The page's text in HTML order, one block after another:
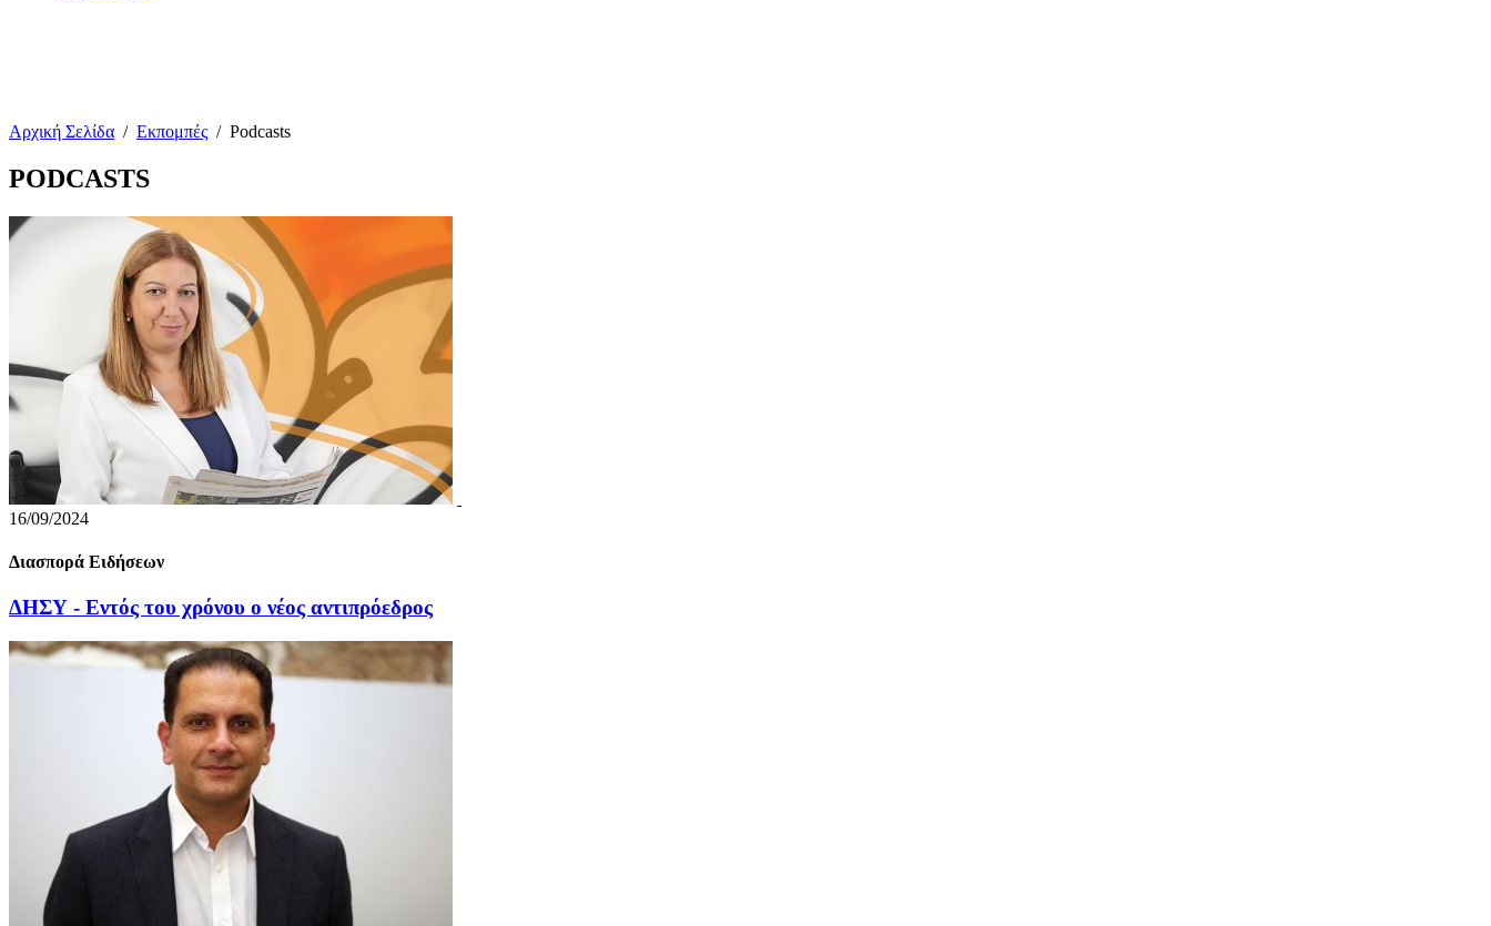
Αρχική Σελίδα / Εκπομπές / Podcasts
PODCASTS
16/09/2024
Διασπορά Ειδήσεων
ΔΗΣΥ - Εντός του χρόνου ο νέος αντιπρόεδρος